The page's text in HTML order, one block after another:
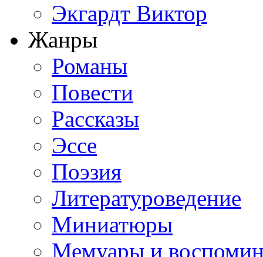
Экгардт Виктор
Жанры
Романы
Повести
Рассказы
Эссе
Поэзия
Литературоведение
Миниатюры
Мемуары и